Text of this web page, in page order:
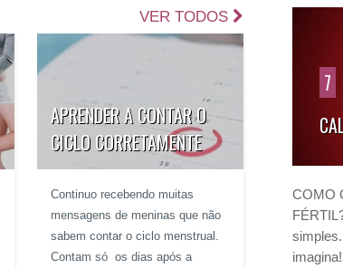
VER TODOS
APRENDER A CONTAR O
CICLO CORRETAMENTE
Continuo recebendo muitas
mensagens de meninas que não
sabem contar o ciclo menstrual.
Contam só os dias após a
7
COMO